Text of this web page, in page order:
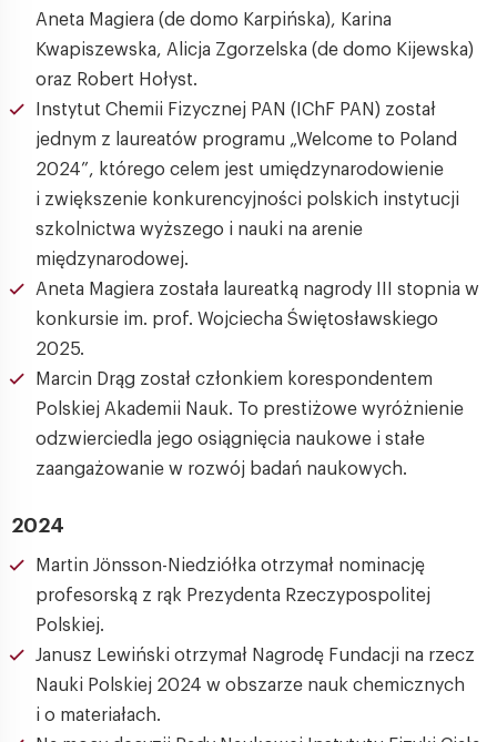
Aneta Magiera (de domo Karpińska), Karina
Kwapiszewska, Alicja Zgorzelska (de domo Kijewska)
oraz Robert Hołyst.
Instytut Chemii Fizycznej PAN (IChF PAN) został
jednym z laureatów programu „Welcome to Poland
2024”, którego celem jest umiędzynarodowienie
i zwiększenie konkurencyjności polskich instytucji
szkolnictwa wyższego i nauki na arenie
międzynarodowej.
Aneta Magiera została laureatką nagrody III stopnia w
konkursie im. prof. Wojciecha Świętosławskiego
2025.
Marcin Drąg został członkiem korespondentem
Polskiej Akademii Nauk. To prestiżowe wyróżnienie
odzwierciedla jego osiągnięcia naukowe i stałe
zaangażowanie w rozwój badań naukowych.
2024
Martin Jönsson-Niedziółka otrzymał nominację
profesorską z rąk Prezydenta Rzeczypospolitej
Polskiej.
Janusz Lewiński otrzymał Nagrodę Fundacji na rzecz
Nauki Polskiej 2024 w obszarze nauk chemicznych
i o materiałach.